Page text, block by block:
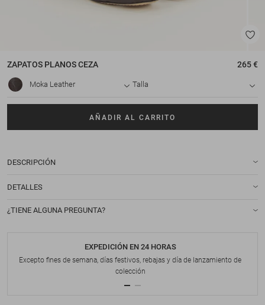
ZAPATOS PLANOSCEZA 265 €
Moka Leather Talla
AÑADIR AL CARRITO
DESCRIPCIÓN
DETALLES
¿TIENE ALGUNA PREGUNTA?
EXPEDICIÓN EN 24 HORAS
Excepto fines de semana, días festivos, rebajas y día de lanzamiento de
colección